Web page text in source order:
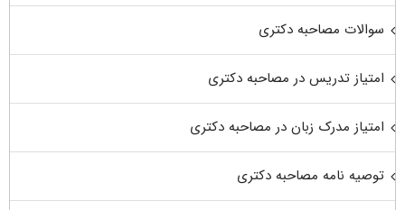
سوالات مصاحبه دکتری
امتیاز تدریس در مصاحبه دکتری
امتیاز مدرک زبان در مصاحبه دکتری
توصیه نامه مصاحبه دکتری